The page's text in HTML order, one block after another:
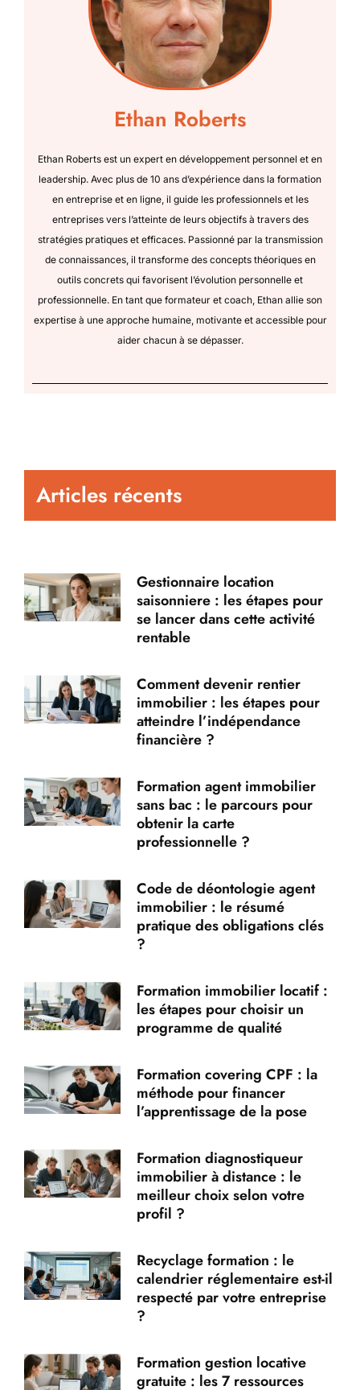
Ethan Roberts
Ethan Roberts est un expert en développement personnel et en
leadership. Avec plus de 10 ans d’expérience dans la formation
en entreprise et en ligne, il guide les professionnels et les
entreprises vers l’atteinte de leurs objectifs à travers des
stratégies pratiques et efficaces. Passionné par la transmission
de connaissances, il transforme des concepts théoriques en
outils concrets qui favorisent l’évolution personnelle et
professionnelle. En tant que formateur et coach, Ethan allie son
expertise à une approche humaine, motivante et accessible pour
aider chacun à se dépasser.
Articles récents
Gestionnaire location
saisonniere : les étapes pour
se lancer dans cette activité
rentable
Comment devenir rentier
immobilier : les étapes pour
atteindre l’indépendance
financière ?
Formation agent immobilier
sans bac : le parcours pour
obtenir la carte
professionnelle ?
Code de déontologie agent
immobilier : le résumé
pratique des obligations clés
?
Formation immobilier locatif :
les étapes pour choisir un
programme de qualité
Formation covering CPF : la
méthode pour financer
l’apprentissage de la pose
Formation diagnostiqueur
immobilier à distance : le
meilleur choix selon votre
profil ?
Recyclage formation : le
calendrier réglementaire est-il
respecté par votre entreprise
?
Formation gestion locative
gratuite : les 7 ressources